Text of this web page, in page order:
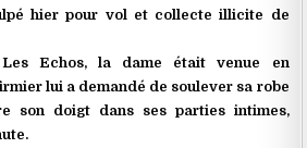
hier pour vol et collecte illicite de
Echos, la dame était venue en
lui a demandé de soulever sa robe
son doigt dans ses parties intimes,